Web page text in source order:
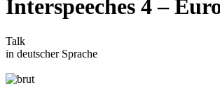
Interspeeches 4 –
Talk
in deutscher Sprache